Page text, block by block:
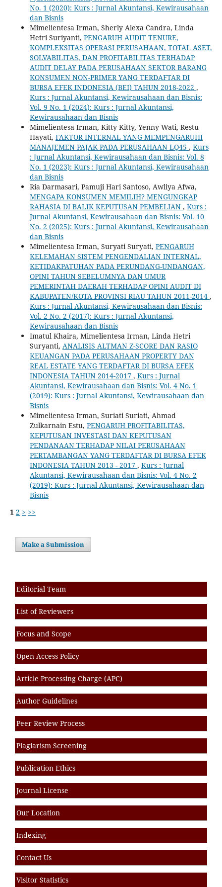
No. 1 (2020): Kurs : Jurnal Akuntansi, Kewirausahaan
dan Bisnis
Mimelientesa Irman, Sherly Alexa Candra, Linda
Hetri Suriyanti, PENGARUH AUDIT TENURE,
KOMPLEKSITAS OPERASI PERUSAHAAN, TOTAL ASET,
SOLVABILITAS, DAN PROFITABILITAS TERHADAP
AUDIT DELAY PADA PERUSAHAAN SEKTOR BARANG
KONSUMEN NON-PRIMER YANG TERDAFTAR DI
BURSA EFEK INDONESIA (BEI) TAHUN 2018-2022 ,
Kurs : Jurnal Akuntansi, Kewirausahaan dan Bisnis:
Vol. 9 No. 1 (2024): Kurs : Jurnal Akuntansi,
Kewirausahaan dan Bisnis
Mimelientesa Irman, Kitty Kitty, Yenny Wati, Restu
Hayati, FAKTOR INTERNAL YANG MEMPENGARUHI
MANAJEMEN PAJAK PADA PERUSAHAAN LQ45 , Kurs
: Jurnal Akuntansi, Kewirausahaan dan Bisnis: Vol. 8
No. 1 (2023): Kurs : Jurnal Akuntansi, Kewirausahaan
dan Bisnis
Ria Darmasari, Pamuji Hari Santoso, Awliya Afwa,
MENGAPA KONSUMEN MEMILIH? MENGUNGKAP
RAHASIA DI BALIK KEPUTUSAN PEMBELIAN , Kurs :
Jurnal Akuntansi, Kewirausahaan dan Bisnis: Vol. 10
No. 2 (2025): Kurs : Jurnal Akuntansi, Kewirausahaan
dan Bisnis
Mimelientesa Irman, Suryati Suryati, PENGARUH
KELEMAHAN SISTEM PENGENDALIAN INTERNAL,
KETIDAKPATUHAN PADA PERUNDANG-UNDANGAN,
OPINI TAHUN SEBELUMNYA DAN UMUR
PEMERINTAH DAERAH TERHADAP OPINI AUDIT DI
KABUPATEN/KOTA PROVINSI RIAU TAHUN 2011-2014 ,
Kurs : Jurnal Akuntansi, Kewirausahaan dan Bisnis:
Vol. 2 No. 2 (2017): Kurs : Jurnal Akuntansi,
Kewirausahaan dan Bisnis
Imatul Khaira, Mimelientesa Irman, Linda Hetri
Suryanti, ANALISIS ALTMAN Z-SCORE DAN RASIO
KEUANGAN PADA PERUSAHAAN PROPERTY DAN
REAL ESTATE YANG TERDAFTAR DI BURSA EFEK
INDONESIA TAHUN 2014-2017 , Kurs : Jurnal
Akuntansi, Kewirausahaan dan Bisnis: Vol. 4 No. 1
(2019): Kurs : Jurnal Akuntansi, Kewirausahaan dan
Bisnis
Mimelientesa Irman, Suriati Suriati, Ahmad
Zulkarnain Estu, PENGARUH PROFITABILITAS,
KEPUTUSAN INVESTASI DAN KEPUTUSAN
PENDANAAN TERHADAP NILAI PERUSAHAAN
PERTAMBANGAN YANG TERDAFTAR DI BURSA EFEK
INDONESIA TAHUN 2013 - 2017 , Kurs : Jurnal
Akuntansi, Kewirausahaan dan Bisnis: Vol. 4 No. 2
(2019): Kurs : Jurnal Akuntansi, Kewirausahaan dan
Bisnis
1 2 > >>
Make a Submission
Editorial Team
List of Reviewers
Focus and Scope
Open Access Policy
Article Processing Charge (APC)
Author Guidelines
Peer Review Process
Plagiarism Screening
Publication Ethics
Journal License
Our Location
Indexing
Contact Us
Visitor Statistics